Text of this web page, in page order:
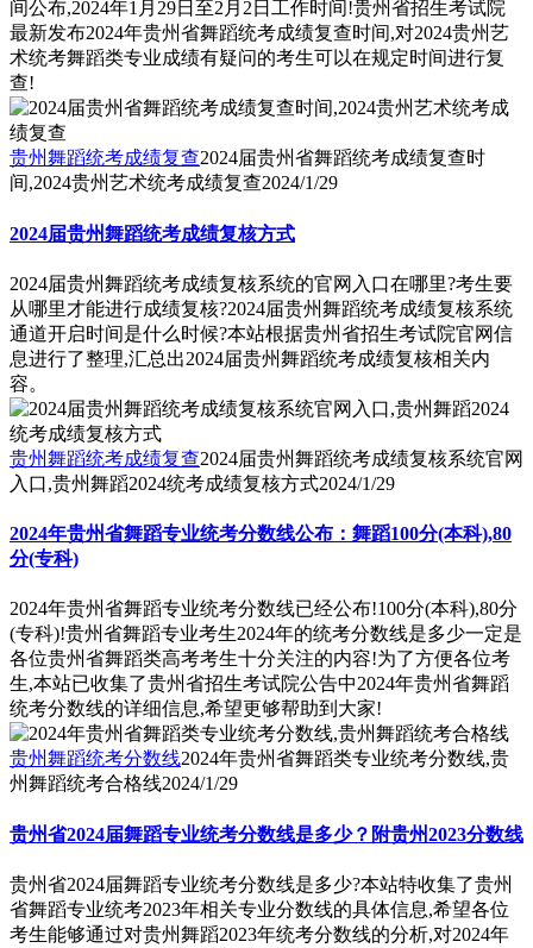
间公布,2024年1月29日至2月2日工作时间!贵州省招生考试院
最新发布2024年贵州省舞蹈统考成绩复查时间,对2024贵州艺
术统考舞蹈类专业成绩有疑问的考生可以在规定时间进行复
查!
贵州舞蹈统考成绩复查2024届贵州省舞蹈统考成绩复查时
间,2024贵州艺术统考成绩复查2024/1/29
2024届贵州舞蹈统考成绩复核方式
2024届贵州舞蹈统考成绩复核系统的官网入口在哪里?考生要
从哪里才能进行成绩复核?2024届贵州舞蹈统考成绩复核系统
通道开启时间是什么时候?本站根据贵州省招生考试院官网信
息进行了整理,汇总出2024届贵州舞蹈统考成绩复核相关内
容。
贵州舞蹈统考成绩复查2024届贵州舞蹈统考成绩复核系统官网
入口,贵州舞蹈2024统考成绩复核方式2024/1/29
2024年贵州省舞蹈专业统考分数线公布：舞蹈100分(本科),80
分(专科)
2024年贵州省舞蹈专业统考分数线已经公布!100分(本科),80分
(专科)!贵州省舞蹈专业考生2024年的统考分数线是多少一定是
各位贵州省舞蹈类高考考生十分关注的内容!为了方便各位考
生,本站已收集了贵州省招生考试院公告中2024年贵州省舞蹈
统考分数线的详细信息,希望更够帮助到大家!
贵州舞蹈统考分数线2024年贵州省舞蹈类专业统考分数线,贵
州舞蹈统考合格线2024/1/29
贵州省2024届舞蹈专业统考分数线是多少？附贵州2023分数线
贵州省2024届舞蹈专业统考分数线是多少?本站特收集了贵州
省舞蹈专业统考2023年相关专业分数线的具体信息,希望各位
考生能够通过对贵州舞蹈2023年统考分数线的分析,对2024年